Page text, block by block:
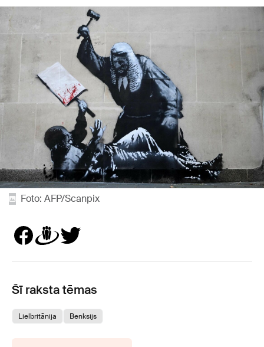
Foto: AFP/Scanpix
Šī raksta tēmas
Lielbritānija Benksijs